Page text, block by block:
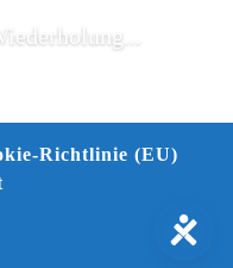
Richtlinie (EU)